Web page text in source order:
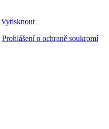
Vytisknout
Prohlášení o ochraně soukromí